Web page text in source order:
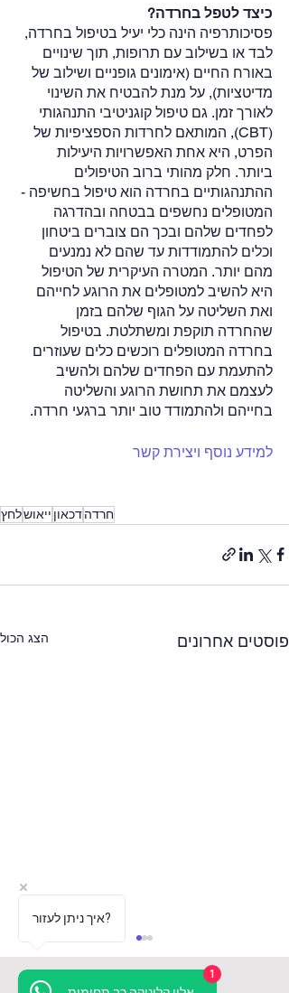
כיצד לטפל בחרדה?
פסיכותרפיה הינה כלי יעיל בטיפול בחרדה,
לבד או בשילוב עם תרופות, תוך שינויים
באורח החיים (אימונים גופניים ושילוב של
מדיטציות), על מנת להבטיח את השינוי
לאורך זמן. גם טיפול קוגניטיבי התנהגותי
(CBT), המותאם לחרדות הספציפיות של
הפרט, היא אחת האפשרויות היעילות
ביותר. חלק מהותי ברוב הטיפולים
ההתנהגותיים בחרדה הוא טיפול בחשיפה -
המטופלים נחשפים בבטחה ובהדרגה
לפחדים שלהם ובכך הם צוברים ביטחון
וכלים להתמודדות עד שהם לא נמנעים
מהם יותר. המטרה העיקרית של הטיפול
היא להשיב למטופלים את הרוגע לחייהם
ואת השליטה על הגוף שלהם בזמן
שהחרדה תוקפת ומשתלטת. בטיפול
בחרדה המטופלים רוכשים כלים שעוזרים
להתעמת עם הפחדים שלהם ולהשיב
לעצמם את תחושת הרוגע והשליטה
בחייהם ולהתמודד טוב יותר ברגעי חרדה.
למידע נוסף ויצירת קשר
חרדהדכאון ייאושלחץ
פוסטים אחרונים הצג הכול
הדרך שלנו
איך ניתן לעזור?
1